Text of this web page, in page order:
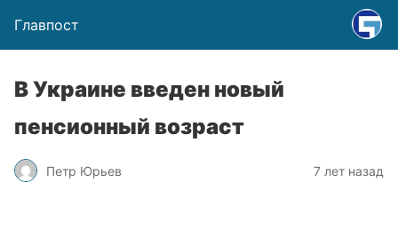
Главпост
В Украине введен новый
пенсионный возраст
Петр Юрьев 7 лет назад